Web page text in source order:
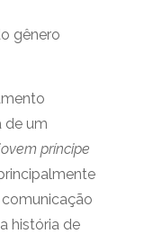
gênero
de um
príncipe
história de